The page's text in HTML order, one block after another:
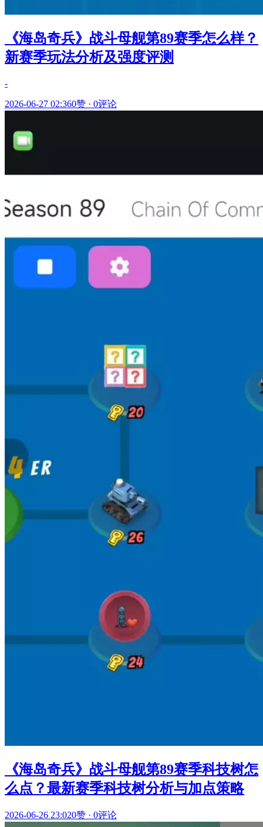
《海岛奇兵》战斗母舰第89赛季怎么样？
新赛季玩法分析及强度评测
-
2026-06-27 02:360赞 · 0评论
《海岛奇兵》战斗母舰第89赛季科技树怎
么点？最新赛季科技树分析与加点策略
2026-06-26 23:020赞 · 0评论